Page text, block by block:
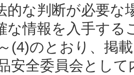
的な判断が必要
な情報を入手する
(4)のとおり、掲
委員会として